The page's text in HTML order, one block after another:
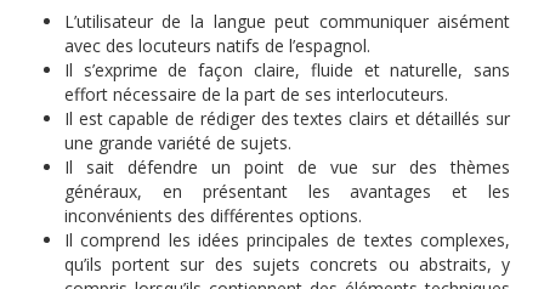
L’utilisateur de la langue peut communiquer aisément
avec des locuteurs natifs de l’espagnol.
Il s’exprime de façon claire, fluide et naturelle, sans
effort nécessaire de la part de ses interlocuteurs.
Il est capable de rédiger des textes clairs et détaillés sur
une grande variété de sujets.
Il sait défendre un point de vue sur des thèmes
généraux, en présentant les avantages et les
inconvénients des différentes options.
Il comprend les idées principales de textes complexes,
qu’ils portent sur des sujets concrets ou abstraits, y